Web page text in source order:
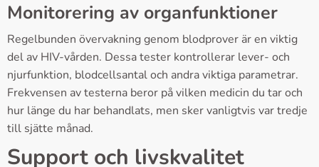
Monitorering av organfunktioner
Regelbunden övervakning genom blodprover är en viktig
del av HIV-vården. Dessa tester kontrollerar lever- och
njurfunktion, blodcellsantal och andra viktiga parametrar.
Frekvensen av testerna beror på vilken medicin du tar och
hur länge du har behandlats, men sker vanligtvis var tredje
till sjätte månad.
Support och livskvalitet